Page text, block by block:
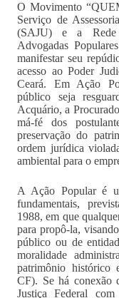
O Movimento
Serviço de
(SAJU) e a Rede
Advogadas
manifestar seu
acesso ao Poder
Ceará. Em Ação
público seja
Acquário, a
má-fé dos
preservação do
ordem jurídica
ambiental para o
A Ação Popular é
fundamentais,
1988, em que
para propô-la,
público ou de
moralidade
patrimônio
CF). Se há conexão
Justiça Federal